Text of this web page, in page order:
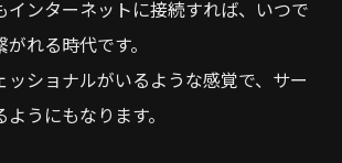
インターネットに接続すれば、いつで
れる時代です。
ッショナルがいるような感覚で、サー
うにもなります。